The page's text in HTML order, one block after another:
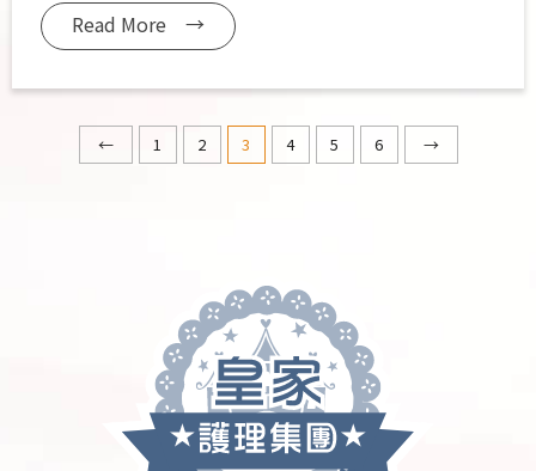
Read More →
← 1 2 3 4 5 6 →